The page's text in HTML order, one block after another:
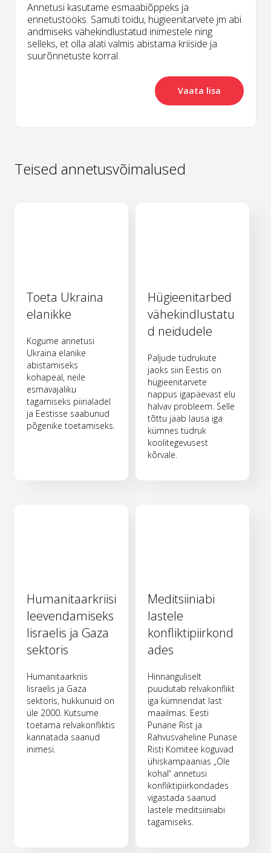
Annetusi kasutame esmaabiõppeks ja
ennetustööks. Samuti toidu, hügieenitarvete jm abi
andmiseks vähekindlustatud inimestele ning
selleks, et olla alati valmis abistama kriiside ja
suurõnnetuste korral.
Vaata lisa
Teised annetusvõimalused
Toeta Ukraina
elanikke
Kogume annetusi
Ukraina elanike
abistamiseks
kohapeal, neile
esmavajaliku
tagamiseks piirialadel
ja Eestisse saabunud
põgenike toetamiseks.
Hügieenitarbed
vähekindlustatu
d neidudele
Paljude tüdrukute
jaoks siin Eestis on
hügieenitarvete
nappus igapäevast elu
halvav probleem. Selle
tõttu jääb lausa iga
kümnes tüdruk
koolitegevusest
kõrvale.
Humanitaarkriisi
leevendamiseks
Iisraelis ja Gaza
sektoris
Humanitaarkriis
Iisraelis ja Gaza
sektoris, hukkunuid on
üle 2000. Kutsume
toetama relvakonfliktis
kannatada saanud
inimesi.
Meditsiiniabi
lastele
konfliktipiirkond
ades
Hinnanguliselt
puudutab relvakonflikt
iga kümnendat last
maailmas. Eesti
Punane Rist ja
Rahvusvaheline Punase
Risti Komitee koguvad
ühiskampaanias „Ole
kohal“ annetusi
konfliktipiirkondades
vigastada saanud
lastele meditsiiniabi
tagamiseks.